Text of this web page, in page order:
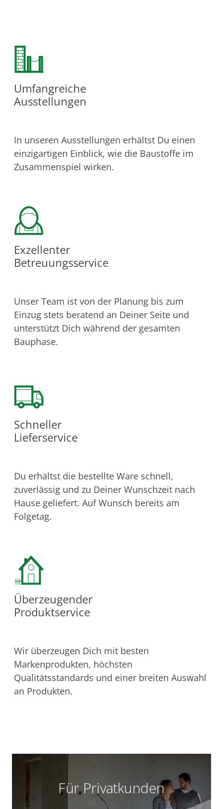
Umfangreiche
Ausstellungen
In unseren Ausstellungen erhältst Du einen
einzigartigen Einblick, wie die Baustoffe im
Zusammenspiel wirken.
Exzellenter
Betreuungsservice
Unser Team ist von der Planung bis zum
Einzug stets beratend an Deiner Seite und
unterstützt Dich während der gesamten
Bauphase.
Schneller
Lieferservice
Du erhältst die bestellte Ware schnell,
zuverlässig und zu Deiner Wunschzeit nach
Hause geliefert. Auf Wunsch bereits am
Folgetag.
Überzeugender
Produktservice
Wir überzeugen Dich mit besten
Markenprodukten, höchsten
Qualitätsstandards und einer breiten Auswahl
an Produkten.
Für Privatkunden